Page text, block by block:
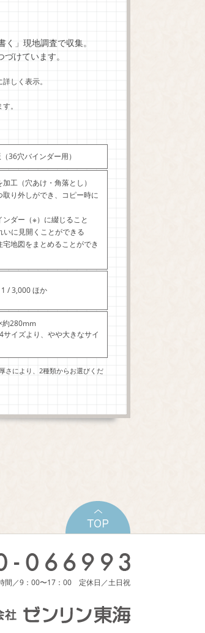
」現地調査で収集。
けています。
しく表示。
。
36穴バインダー用）
工（穴あけ・角落とし）
取り外しができ、コピー時に
ンダー（※）に綴じること
いに見開くことができる
宅地図をまとめることができ
/ 3,000 ほか
約280mm
サイズより、やや大きなサイ
さにより、2種類からお選びくだ
間／9：00〜17：00 定休日／土日祝